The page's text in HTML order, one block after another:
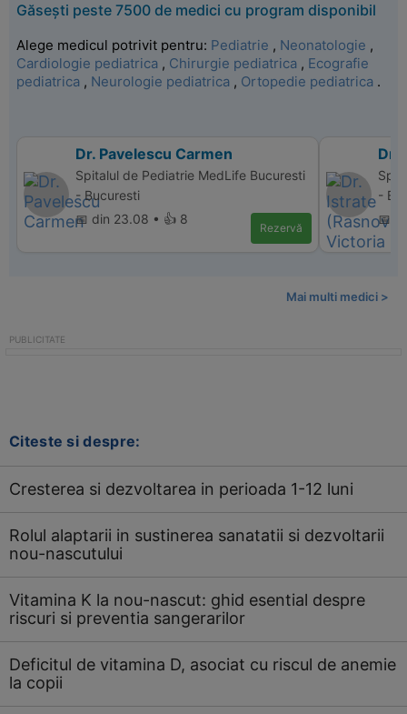
Găsești peste 7500 de medici cu program disponibil
Alege medicul potrivit pentru: Pediatrie , Neonatologie ,
Cardiologie pediatrica , Chirurgie pediatrica , Ecografie
pediatrica , Neurologie pediatrica , Ortopedie pediatrica .
Dr. Pavelescu Carmen
Spitalul de Pediatrie MedLife Bucuresti
- Bucuresti
📅 din 23.08 • 👍 8
Rezervă
Dr.
-
📅
Mai multi medici >
Citeste si despre:
Cresterea si dezvoltarea in perioada 1-12 luni
Rolul alaptarii in sustinerea sanatatii si dezvoltarii
nou-nascutului
Vitamina K la nou-nascut: ghid esential despre
riscuri si preventia sangerarilor
Deficitul de vitamina D, asociat cu riscul de anemie
la copii